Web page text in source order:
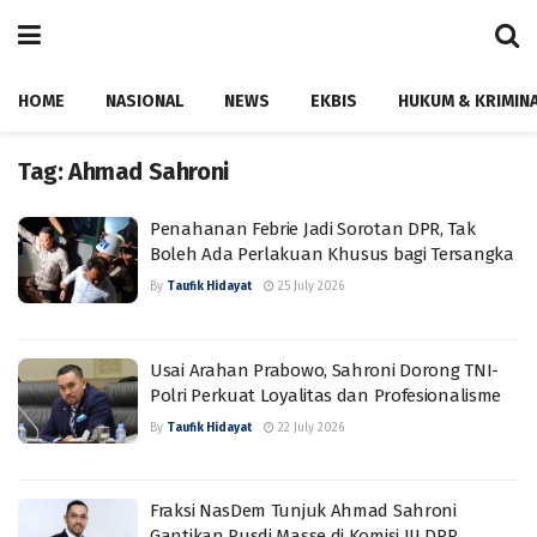
HOME NASIONAL NEWS EKBIS HUKUM &
Tag:Ahmad Sahroni
Penahanan Febrie Jadi Sorotan DPR, Tak
Boleh Ada Perlakuan Khusus bagi Tersangka
By Taufik Hidayat 25 July 2026
Usai Arahan Prabowo, Sahroni Dorong TNI-
Polri Perkuat Loyalitas dan Profesionalisme
By Taufik Hidayat 22 July 2026
Fraksi NasDem Tunjuk Ahmad Sahroni